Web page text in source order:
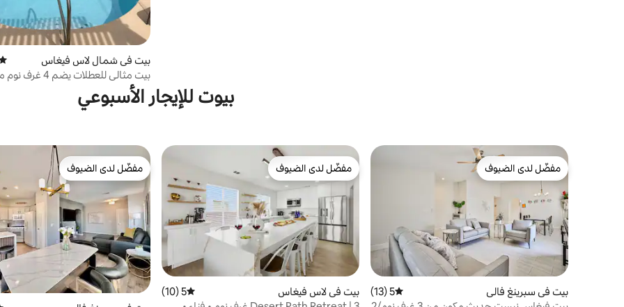
بيت في شمال لاس فيغاس
بيت مثالي للعطلات
سباحة
بيوت للإيجار الأسبوعي
مفضّل لدى الضيوف
مفضّل لدى الضيوف
بيت في سبرينغ فالي متوسط التقييم 5 من 5، 13 مراجعات
5 (13)
مفضّل لدى الضيوف
مفضّل لدى الضيوف
بيت في لاس فيغاس متوسط التقييم 5 من 5، 10 مراجعات
5 (10)
مفضّل لدى الضيوف
مفضّل لدى الضيوف